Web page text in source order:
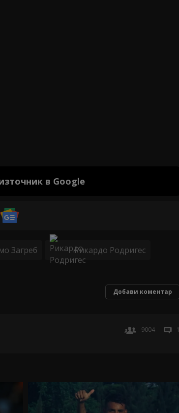
в Google
Загреб Рикардо Родригес
Добави коментар
9004 1